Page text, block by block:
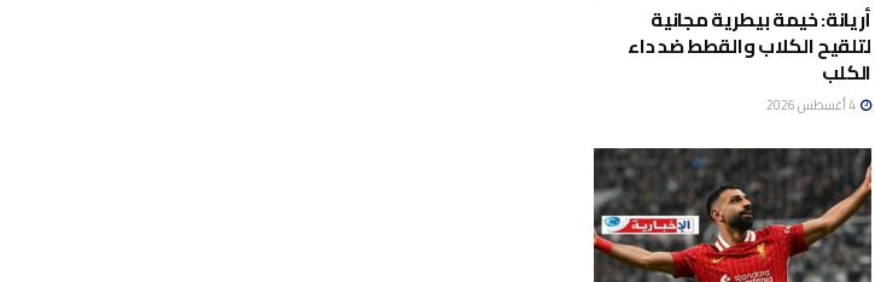
أريانة: خيمة بيطرية مجانية
لتلقيح الكلاب والقطط ضد داء
الكلب